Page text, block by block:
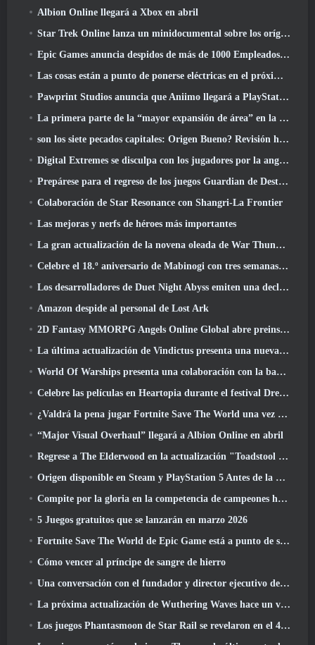
Albion Online llegará a Xbox en abril
Star Trek Online lanza un minidocumental sobre los orígenes de la Federación para celebrar el 16º aniversario
Epic Games anuncia despidos de más de 1000 Empleados, Citando "Descenso en el compromiso de Fortnite"
Las cosas están a punto de ponerse eléctricas en el próximo evento Aftershock de Apex Legends
Pawprint Studios anuncia que Aniimo llegará a PlayStation 5 Y la tienda de Epic Games en los lanzamientos
La primera parte de la “mayor expansión de área” en la historia de RuneScape se lanza hoy
son los siete pecados capitales: Origen Bueno? Revisión honesta
Digital Extremes se disculpa con los jugadores por la angustia causada por las “invitaciones nefastas” en Warframe
Prepárese para el regreso de los juegos Guardian de Destiny 2
Colaboración de Star Resonance con Shangri-La Frontier
Las mejoras y nerfs de héroes más importantes
La gran actualización de la novena oleada de War Thunder mejora el aspecto de las batallas navales con imágenes acuáticas mejoradas
Celebre el 18.º aniversario de Mabinogi con tres semanas de eventos y recompensas
Los desarrolladores de Duet Night Abyss emiten una declaración oficial sobre un reciente incidente de malware después de la actualización del juego
Amazon despide al personal de Lost Ark
2D Fantasy MMORPG Angels Online Global abre preinscripción
La última actualización de Vindictus presenta una nueva incursión en la que los jugadores se enfrentarán al Guardián de Caliburn
World Of Warships presenta una colaboración con la banda sueca de heavy metal Sabaton
Celebre las películas en Heartopia durante el festival Dreamlight Cinematics
¿Valdrá la pena jugar Fortnite Save The World una vez que sea gratis??
“Major Visual Overhaul” llegará a Albion Online en abril
Regrese a The Elderwood en la actualización "Toadstool Tales" de Palia
Origen disponible en Steam y PlayStation 5 Antes de la marcha 23 Lanzamiento
Compite por la gloria en la competencia de campeones huecos de New Eridu en la próxima actualización de Zenless Zone Zero
5 Juegos gratuitos que se lanzarán en marzo 2026
Fortnite Save The World de Epic Game está a punto de ser un juego gratuito
Cómo vencer al príncipe de sangre de hierro
Una conversación con el fundador y director ejecutivo de Netmarble, Ken Kim, sobre MONGIL: Buceo estelar
La próxima actualización de Wuthering Waves hace un viaje al “lado oscuro”
Los juegos Phantasmoon de Star Rail se revelaron en el 4.1 Programa Especial